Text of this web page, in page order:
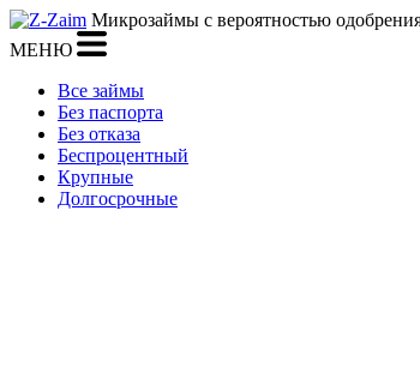
Микрозаймы с вероятностью
МЕНЮ
Все займы
Без паспорта
Без отказа
Беспроцентный
Крупные
Долгосрочные